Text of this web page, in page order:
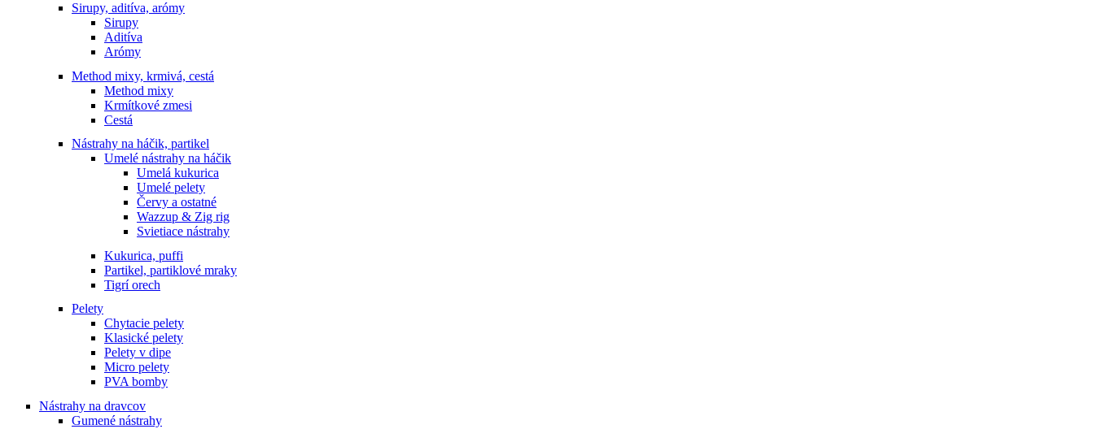
Sirupy, aditíva, arómy
Sirupy
Aditíva
Arómy
Method mixy, krmivá, cestá
Method mixy
Krmítkové zmesi
Cestá
Nástrahy na háčik, partikel
Umelé nástrahy na háčik
Umelá kukurica
Umelé pelety
Červy a ostatné
Wazzup & Zig rig
Svietiace nástrahy
Kukurica, puffi
Partikel, partiklové mraky
Tigrí orech
Pelety
Chytacie pelety
Klasické pelety
Pelety v dipe
Micro pelety
PVA bomby
Nástrahy na dravcov
Gumené nástrahy